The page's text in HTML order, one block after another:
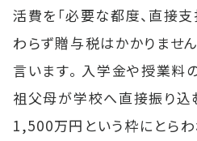
活費を「必要な都度、直接
わらず贈与税はかかりません
言います。 入学金や授業料
祖父母が学校へ直接振り込
1,500万円という枠にとら